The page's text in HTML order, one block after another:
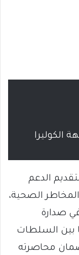
الكوليرا
الدعم
الصحية،
صدارة
بين السلطات
محاصرته